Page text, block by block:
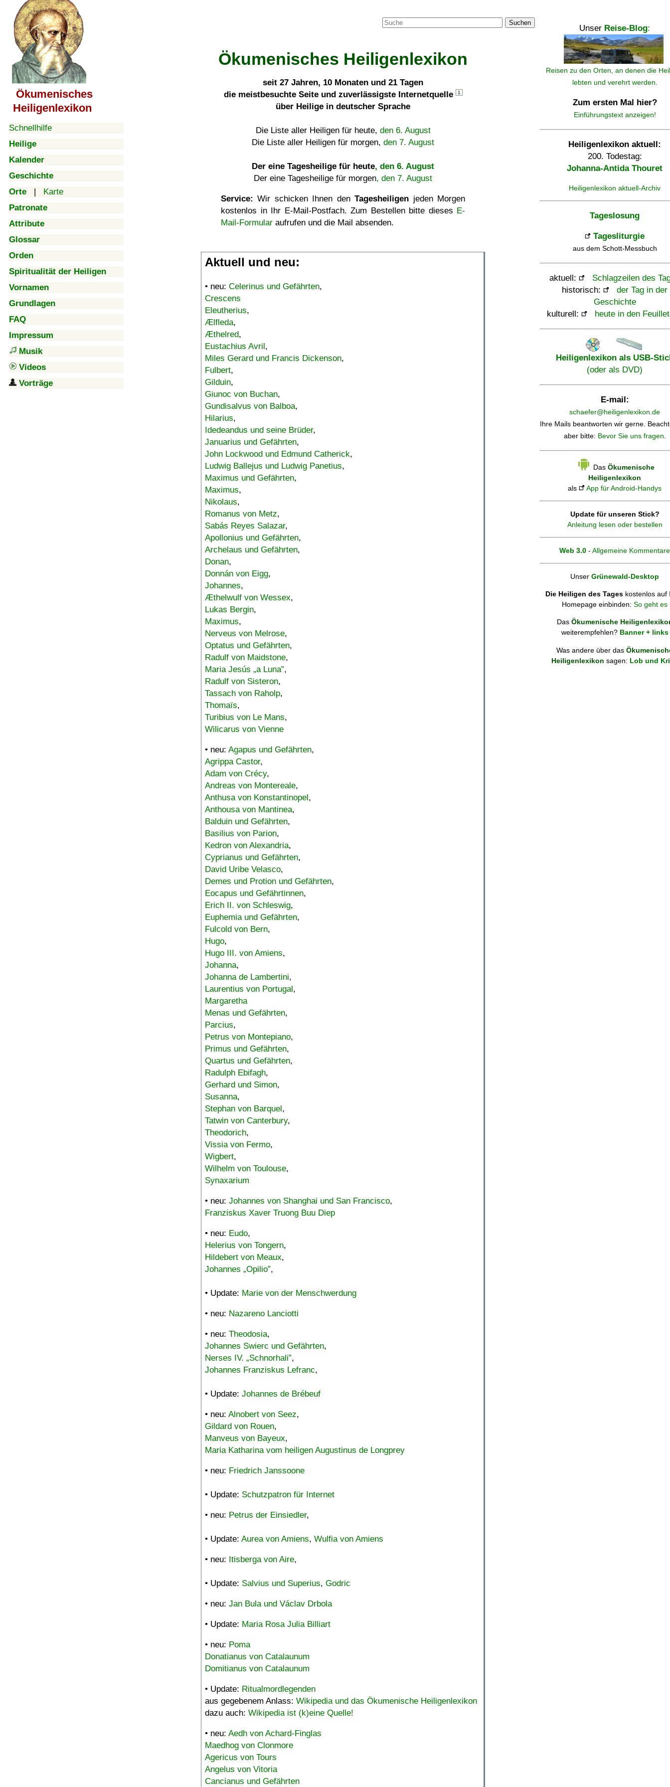
Ökumenisches
Heiligenlexikon
Schnellhilfe
Heilige
Kalender
Geschichte
Orte | Karte
Patronate
Attribute
Glossar
Orden
Spiritualität der Heiligen
Vornamen
Grundlagen
FAQ
Impressum
Musik
Videos
Vorträge
Suchen
Ökumenisches Heiligenlexikon
seit 27 Jahren, 10 Monaten und 21 Tagen
die meistbesuchte Seite und zuverlässigste Internetquelle
1
über Heilige in deutscher Sprache
Die Liste aller Heiligen für heute, den 6. August
Die Liste aller Heiligen für morgen, den 7. August
Der eine Tagesheilige für heute, den 6. August
Der eine Tagesheilige für morgen, den 7. August
Service: Wir schicken Ihnen denTagesheiligen jeden Morgen
kostenlos in Ihr E-Mail-Postfach. Zum Bestellen bitte dieses E-
Mail-Formular aufrufen und die Mail absenden.
Aktuell und neu:
• neu: Celerinus und Gefährten,
Crescens
Eleutherius,
Ælfleda,
Æthelred,
Eustachius Avril,
Miles Gerard und Francis Dickenson,
Fulbert,
Gilduin,
Giunoc von Buchan,
Gundisalvus von Balboa,
Hilarius,
Idedeandus und seine Brüder,
Januarius und Gefährten,
John Lockwood und Edmund Catherick,
Ludwig Ballejus und Ludwig Panetius,
Maximus und Gefährten,
Maximus,
Nikolaus,
Romanus von Metz,
Sabás Reyes Salazar,
Apollonius und Gefährten,
Archelaus und Gefährten,
Donan,
Donnán von Eigg,
Johannes,
Æthelwulf von Wessex,
Lukas Bergin,
Maximus,
Nerveus von Melrose,
Optatus und Gefährten,
Radulf von Maidstone,
Maria Jesús „a Luna”,
Radulf von Sisteron,
Tassach von Raholp,
Thomaïs,
Turibius von Le Mans,
Wilicarus von Vienne
• neu: Agapus und Gefährten,
Agrippa Castor,
Adam von Crécy,
Andreas von Montereale,
Anthusa von Konstantinopel,
Anthousa von Mantinea,
Balduin und Gefährten,
Basilius von Parion,
Kedron von Alexandria,
Cyprianus und Gefährten,
David Uribe Velasco,
Demes und Protion und Gefährten,
Eocapus und Gefährtinnen,
Erich II. von Schleswig,
Euphemia und Gefährten,
Fulcold von Bern,
Hugo,
Hugo III. von Amiens,
Johanna,
Johanna de Lambertini,
Laurentius von Portugal,
Margaretha
Menas und Gefährten,
Parcius,
Petrus von Montepiano,
Primus und Gefährten,
Quartus und Gefährten,
Radulph Ebifagh,
Gerhard und Simon,
Susanna,
Stephan von Barquel,
Tatwin von Canterbury,
Theodorich,
Vissia von Fermo,
Wigbert,
Wilhelm von Toulouse,
Synaxarium
• neu: Johannes von Shanghai und San Francisco,
Franziskus Xaver Truong Buu Diep
• neu: Eudo,
Helerius von Tongern,
Hildebert von Meaux,
Johannes „Opilio”,
• Update: Marie von der Menschwerdung
• neu: Nazareno Lanciotti
• neu: Theodosia,
Johannes Swierc und Gefährten,
Nerses IV. „Schnorhali”,
Johannes Franziskus Lefranc,
• Update: Johannes de Brébeuf
• neu: Alnobert von Seez,
Gildard von Rouen,
Manveus von Bayeux,
Maria Katharina vom heiligen Augustinus de Longprey
• neu: Friedrich Janssoone
• Update: Schutzpatron für Internet
• neu: Petrus der Einsiedler,
• Update: Aurea von Amiens, Wulfia von Amiens
• neu: Itisberga von Aire,
• Update: Salvius und Superius, Godric
• neu: Jan Bula und Václav Drbola
• Update: Maria Rosa Julia Billiart
• neu: Poma
Donatianus von Catalaunum
Domitianus von Catalaunum
• Update: Ritualmordlegenden
aus gegebenem Anlass: Wikipedia und das Ökumenische Heiligenlexikon
dazu auch: Wikipedia ist (k)eine Quelle!
• neu: Aedh von Achard-Finglas
Maedhog von Clonmore
Agericus von Tours
Angelus von Vitoria
Cancianus und Gefährten
Unser Reise-Blog:
Reisen zu den Orten, an denen die
lebten und verehrt werden.
Zum ersten Mal hier?
Einführungstext anzeigen!
Heiligenlexikon aktuell:
200. Todestag:
Johanna-Antida Thouret
Heiligenlexikon aktuell-Archiv
Tageslosung
Tagesliturgie
aus dem Schott-Messbuch
aktuell:
Schlagzeilen des
historisch:
der Tag in der
Geschichte
kulturell:
heute in den
Heiligenlexikon als USB-
(oder als DVD)
E-mail:
schaefer@heiligenlexikon.de
Ihre Mails beantworten wir gerne.
aber bitte: Bevor Sie uns fragen.
Das Ökumenische
Heiligenlexikon
als
App für Android-Handys
Update für unseren Stick?
Anleitung lesen oder bestellen
Web 3.0 - Allgemeine Kommentare
Unser Grünewald-Desktop
Die Heiligen des Tages kostenlos auf
Homepage einbinden: So geht es
Das Ökumenische
weiterempfehlen? Banner + links
Was andere über das
Heiligenlexikon sagen: Lob und